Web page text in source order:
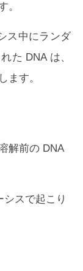
。
ス中にランダ
た DNA は、
ます。
解前の DNA
スで起こり